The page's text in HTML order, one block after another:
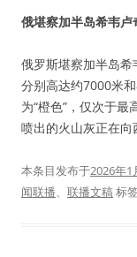
俄堪察加半岛希韦卢
俄罗斯堪察加半岛
分别高达约7000米
为“橙色”，仅次于最
喷出的火山灰正在向
本条目发布于2026年1
闻联播、 联播文稿标签